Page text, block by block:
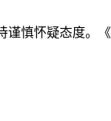
慎怀疑态度。